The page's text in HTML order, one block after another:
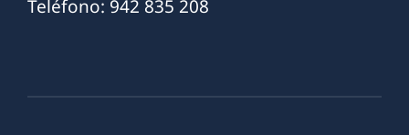
Teléfono: 942 835 208